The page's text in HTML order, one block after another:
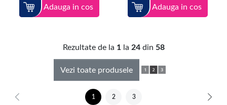
Adauga in cos Adauga in cos
Rezultate de la 1la 24din 58
Vezi toate produsele
1 2 3